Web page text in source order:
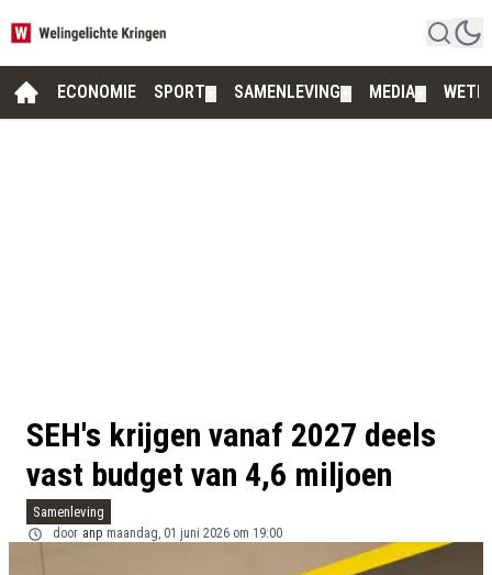
ECONOMIE SPORT SAMENLEVING MEDIA
SEH's krijgen vanaf 2027 deels
vast budget van 4,6 miljoen
Samenleving
door anp maandag, 01 juni 2026 om 19:00